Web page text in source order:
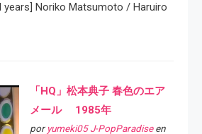
years] Noriko Matsumoto / Haruiro
「HQ」松本典子 春色のエア
メール 1985年
por yumeki05 J-PopParadiseen